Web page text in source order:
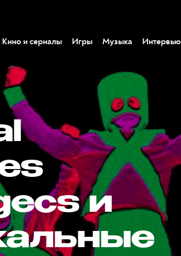
Кино и сериалы Игры Музыка Интервью
и